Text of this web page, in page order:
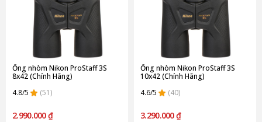
Ống nhòm Nikon ProStaff 3S
8x42 (Chính Hãng)
4.8/5
(51)
2.990.000 ₫
Ống nhòm Nikon ProStaff 3S
10x42 (Chính Hãng)
4.6/5
(40)
3.290.000 ₫